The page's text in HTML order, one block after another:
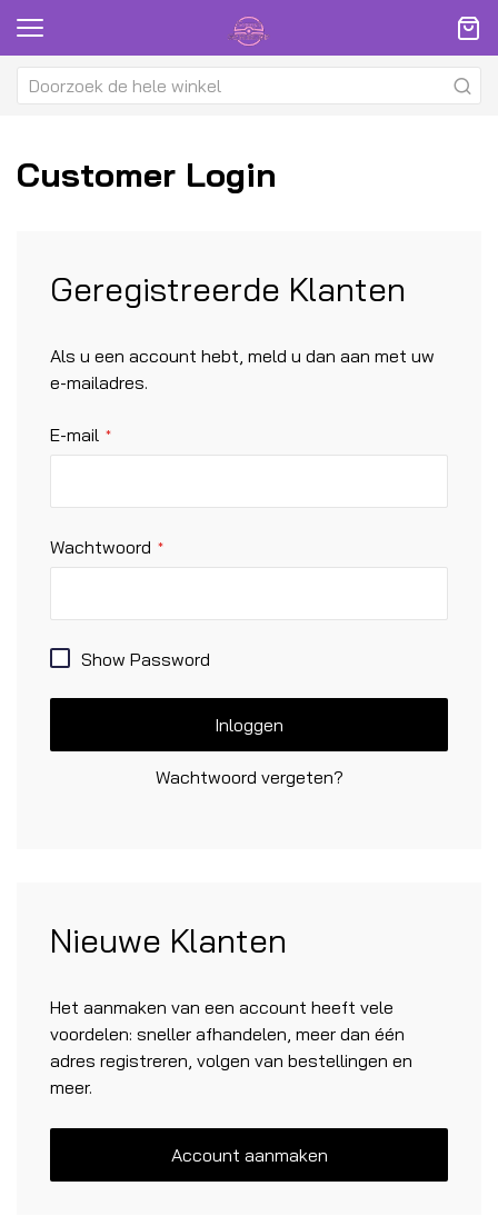
Customer Login
Geregistreerde Klanten
Als u een account hebt, meld u dan aan met uw
e-mailadres.
E-mail
Wachtwoord
Show Password
Inloggen
Wachtwoord vergeten?
Nieuwe Klanten
Het aanmaken van een account heeft vele
voordelen: sneller afhandelen, meer dan één
adres registreren, volgen van bestellingen en
meer.
Account aanmaken